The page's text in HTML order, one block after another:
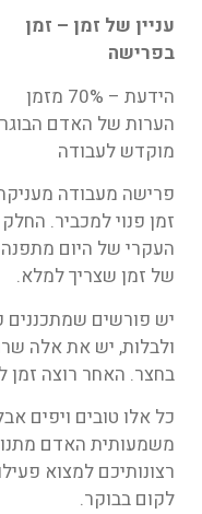
עניין של זמן – זמן
בפרישה
הידעת – 70% מזמן
הערות של האדם הבוגר
מוקדש לעבודה
פרישה מעבודה
זמן פנוי למכביר. החלק
העקרי של היום
של זמן שצריך למלא.
יש פורשים שמתכננים
ולבלות, יש את אלה
בחצר. האחר רוצה זמן
כל אלו טובים ויפים
משמעותית האדם
רצונותיכם למצוא
לקום בבוקר.